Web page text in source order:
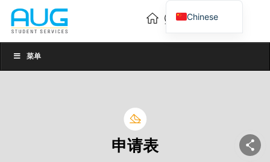
菜单
申请表
Chinese